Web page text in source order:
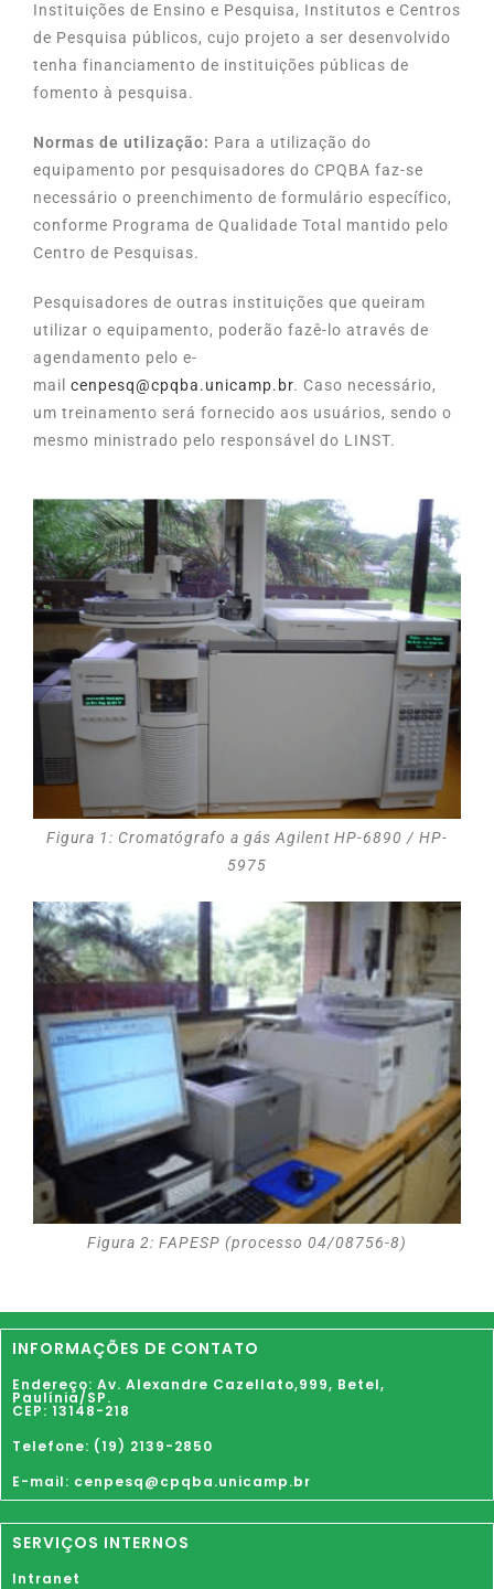
Instituições de Ensino e Pesquisa, Institutos e Centros
de Pesquisa públicos, cujo projeto a ser desenvolvido
tenha financiamento de instituições públicas de
fomento à pesquisa.
Normas de utilização: Para a utilização do
equipamento por pesquisadores do CPQBA faz-se
necessário o preenchimento de formulário específico,
conforme Programa de Qualidade Total mantido pelo
Centro de Pesquisas.
Pesquisadores de outras instituições que queiram
utilizar o equipamento, poderão fazê-lo através de
agendamento pelo e-
mail cenpesq@cpqba.unicamp.br. Caso necessário,
um treinamento será fornecido aos usuários, sendo o
mesmo ministrado pelo responsável do LINST.
Figura 1: Cromatógrafo a gás Agilent HP-6890 / HP-
5975
Figura 2: FAPESP (processo 04/08756-8)
INFORMAÇÕES DE CONTATO
Endereço: Av. Alexandre Cazellato,999, Betel,
Paulínia/SP.
CEP: 13148-218
Telefone: (19) 2139-2850
E-mail: cenpesq@cpqba.unicamp.br
SERVIÇOS INTERNOS
Intranet